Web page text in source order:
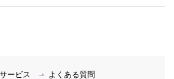
ービス よくある質問